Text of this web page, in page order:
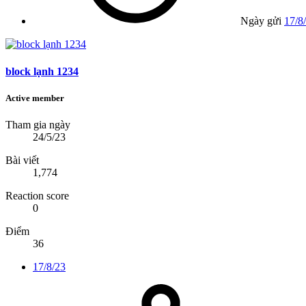
Ngày gửi 17/
block lạnh 1234
Active member
Tham gia ngày
24/5/23
Bài viết
1,774
Reaction score
0
Điểm
36
17/8/23